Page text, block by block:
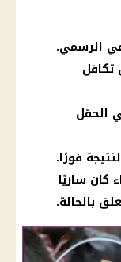
الرسمي.
تكافل
الحقل
فورًا.
ساريًا
بالحالة.